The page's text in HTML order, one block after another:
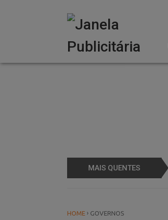
MAIS QUENTES
HOME › GOVERNOS